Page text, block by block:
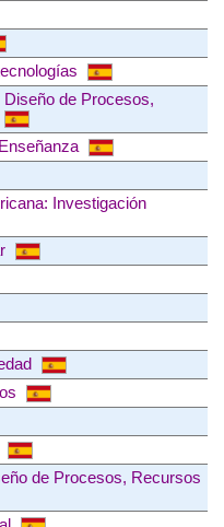
de Procesos,
Investigación
de Procesos, Recursos